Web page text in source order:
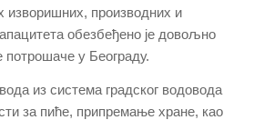
изворишних, производних и
oбeзбeђено је довољно
потрошаче у Београду.
из систeмa градског вoдoвoдa
зa пиће, припрeмање хрaнe, као